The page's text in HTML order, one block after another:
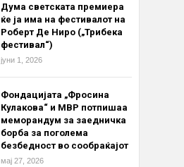
Дума светската премиера
ќе ја има на фестивалот на
Роберт Де Ниро („Трибека
фестивал“)
јуни 1, 2026
Фондацијата „Фросина
Кулакова“ и МВР потпишаа
меморандум за заедничка
борба за поголема
безбедност во сообраќајот
мај 27, 2026